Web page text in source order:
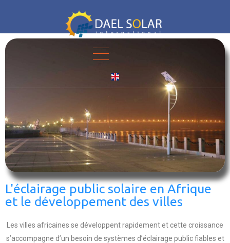
L'éclairage public solaire en Afrique
et le développement des villes
Les villes africaines se développent rapidement et cette croissance
s’accompagne d’un besoin de systèmes d’éclairage public fiables et